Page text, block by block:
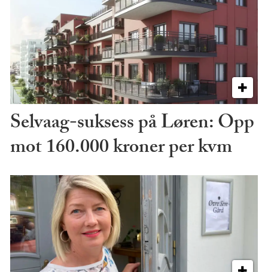
Selvaag-suksess på Løren: Opp
mot 160.000 kroner per kvm